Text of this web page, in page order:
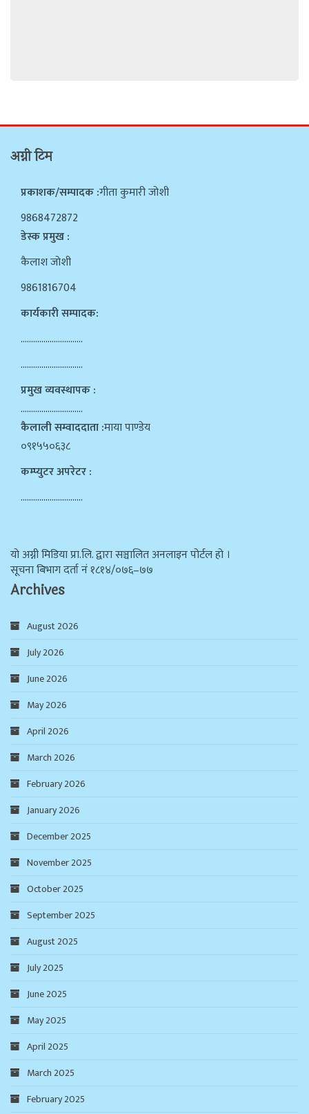
अग्नी टिम
प्रकाशक/सम्पादक :गीता कुमारी जोशी
9868472872
डेस्क प्रमुख :
कैलाश जोशी
9861816704
कार्यकारी सम्पादक:
…………………………
…………………………
प्रमुख व्यवस्थापक :
…………………………
कैलाली सम्वाददाता :माया पाण्डेय
०९१५५०६३८
कम्प्युटर अपरेटर :
…………………………
याे अग्नी मिडिया प्रा.लि. द्वारा सञ्चालित अनलाइन पोर्टल हो ।
सूचना बिभाग दर्ता न‌ं १८१४/०७६–७७
Archives
August 2026
July 2026
June 2026
May 2026
April 2026
March 2026
February 2026
January 2026
December 2025
November 2025
October 2025
September 2025
August 2025
July 2025
June 2025
May 2025
April 2025
March 2025
February 2025